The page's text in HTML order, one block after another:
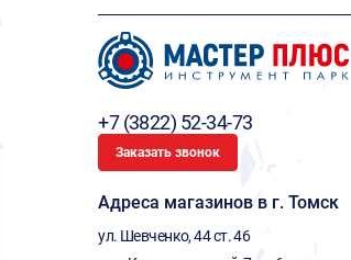
+7 (3822) 52-34-73
Заказать звонок
Адреса магазинов в г. Томск
ул. Шевченко, 44 ст. 46